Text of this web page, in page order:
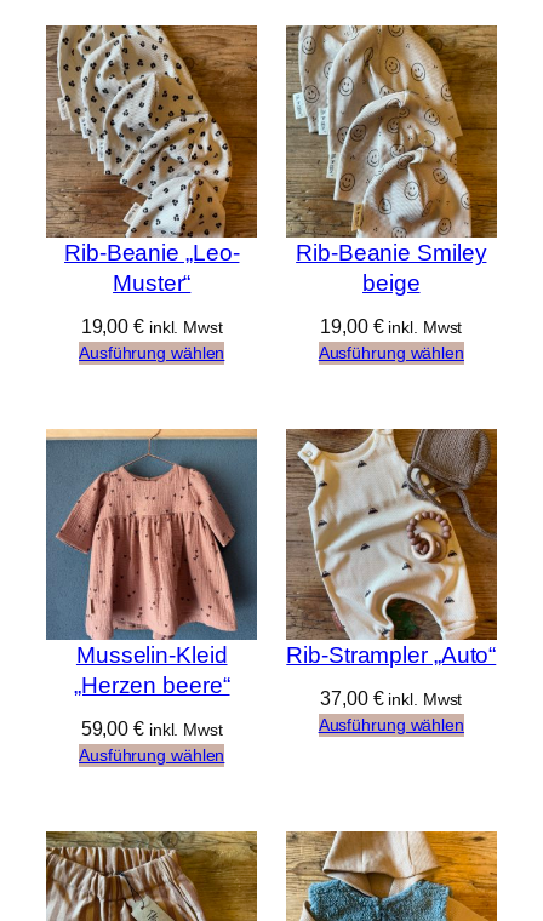
sortiert
Rib-Beanie „Leo-
Muster“
19,00€ inkl. Mwst
Ausführung wählen
Rib-Beanie Smiley
beige
19,00 € inkl. Mwst
Ausführung wählen
Musselin-Kleid
„Herzen beere“
59,00€ inkl. Mwst
Ausführung wählen
Rib-Strampler „Auto“
37,00 € inkl. Mwst
Ausführung wählen